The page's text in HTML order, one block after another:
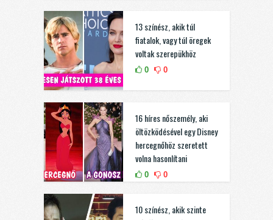
13 színész, akik túl
fiatalok, vagy túl öregek
voltak szerepükhöz
0 0
16 híres nőszemély, aki
öltözködésével egy Disney
hercegnőhöz szeretett
volna hasonlítani
0 0
10 színész, akik szinte